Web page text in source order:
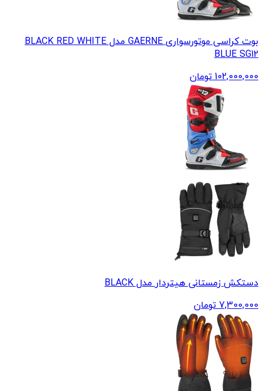
بوت کراسی موتورسواری GAERNE مدل BLACK RED WHITE
BLUE SG12
102,000,000 تومان
دستکش زمستانی هیتردار مدل BLACK
7,300,000 تومان